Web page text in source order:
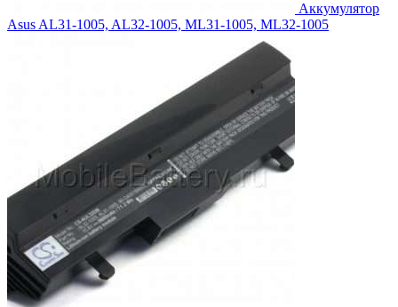
Аккумулятор
Asus AL31-1005, AL32-1005, ML31-1005, ML32-1005